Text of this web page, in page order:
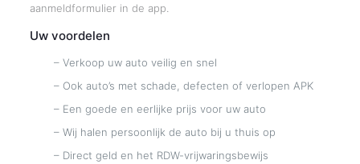
aanmeldformulier in de app.
Uw voordelen
– Verkoop uw auto veilig en snel
– Ook auto’s met schade, defecten of verlopen APK
– Een goede en eerlijke prijs voor uw auto
– Wij halen persoonlijk de auto bij u thuis op
– Direct geld en het RDW-vrijwaringsbewijs